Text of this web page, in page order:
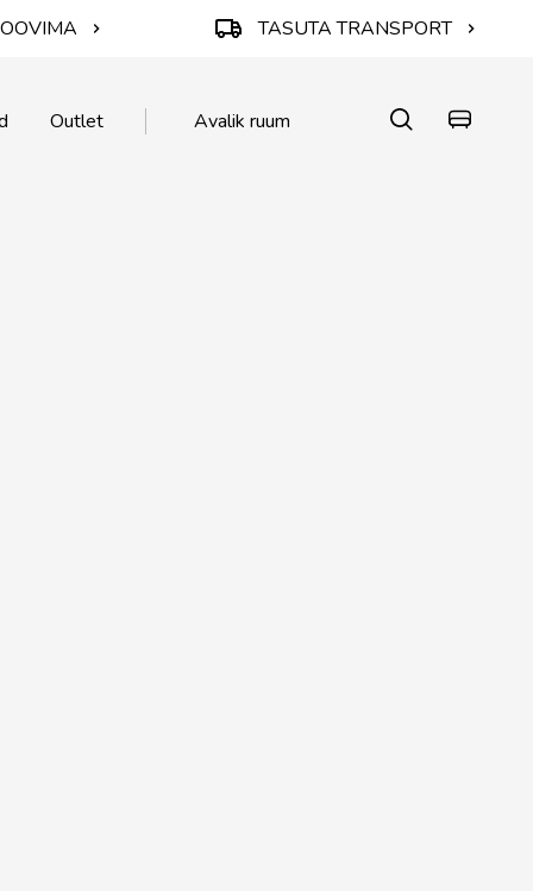
TASUTA TRANSPORT
Outlet Avalik ruum